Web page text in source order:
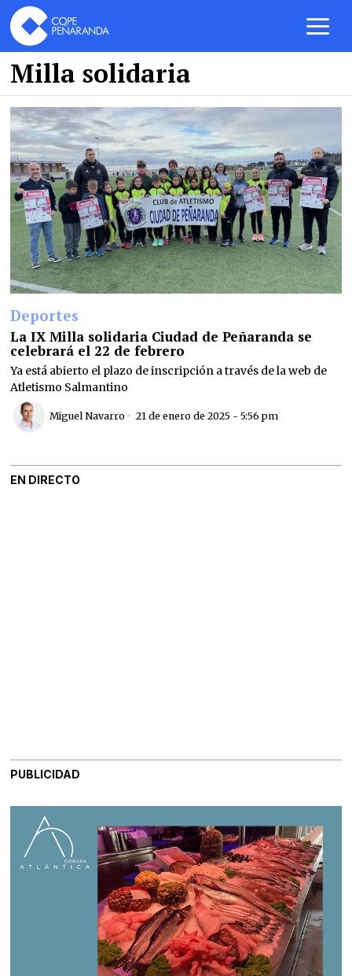
Milla solidaria
Deportes
La IX Milla solidaria Ciudad de Peñaranda se
celebrará el 22 de febrero
Ya está abierto el plazo de inscripción a través de la web de
Atletismo Salmantino
Miguel Navarro 21 de enero de 2025 - 5:56 pm
EN DIRECTO
PUBLICIDAD